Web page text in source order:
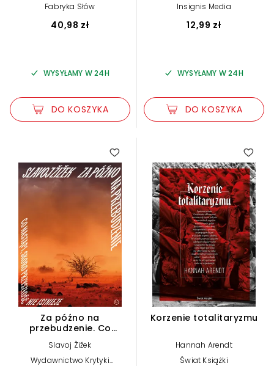
Fabryka Słów
40,98 zł
WYSYŁAMY W 24H
DO KOSZYKA
Insignis Media
12,99 zł
WYSYŁAMY W 24H
DO KOSZYKA
Za późno na
przebudzenie. Co
nastąpi, skoro
przyszłość nie istnieje
Slavoj Žižek
Wydawnictwo Krytyki
Korzenie totalitaryzmu
Hannah Arendt
Świat Książki